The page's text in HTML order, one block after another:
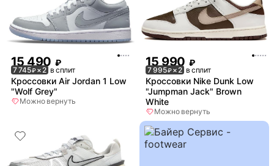
15 490 ₽
7 745₽× 2 в сплит
Кроссовки Air Jordan 1 Low
"Wolf Grey"
Можно вернуть
15 990 ₽
7 995₽× 2 в сплит
Кроссовки Nike Dunk Low
"Jumpman Jack" Brown
White
Можно вернуть